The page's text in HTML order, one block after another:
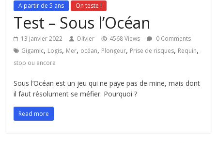
A partir de 5 ans On teste !
Test – Sous l’Océan
13 janvier 2022 Olivier 4568 Views
0 Comments
Gigamic, Logis, Mer, océan, Plongeur, Prise de risques, Requin,
stop ou encore
Sous l’Océan est un jeu qui ne paye pas de mine, mais dont
il faut résolument se méfier. Pourquoi ?
Read more